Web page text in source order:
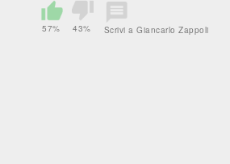
57% 43% Scrivi a Giancarlo Zappoli